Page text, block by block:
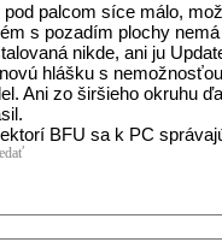
pod palcom síce málo,
s pozadím plochy
nikde, ani ju
hlášku s
Ani zo širšieho okruhu
BFU sa k PC